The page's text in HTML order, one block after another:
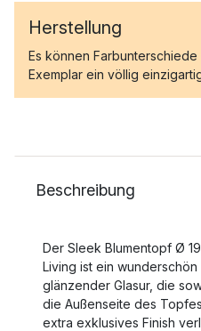
Herstellung
Es können
Exemplar ein völlig
Beschreibung
Der Sleek Blumentopf Ø
Living ist ein
glänzender Glasur, die
die Außenseite des
extra exklusives Finish